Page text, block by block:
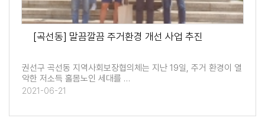
[곡선동] 말끔깔끔 주거환경 개선 사업 추진
권선구 곡선동 지역사회보장협의체는 지난 19일, 주거 환경이 열
악한 저소득 홀몸노인 세대를 …
2021-06-21